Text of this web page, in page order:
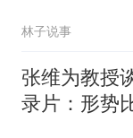
林子说事
张维为教授
录片：形势